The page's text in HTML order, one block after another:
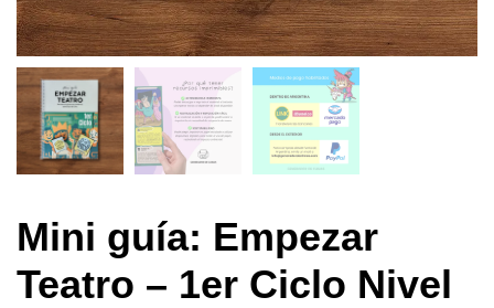
Mini guía: Empezar
Teatro – 1er Ciclo Nivel